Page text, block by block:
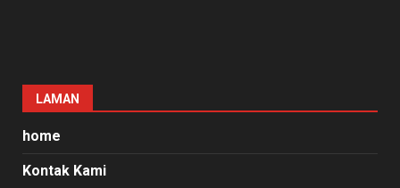
LAMAN
home
Kontak Kami